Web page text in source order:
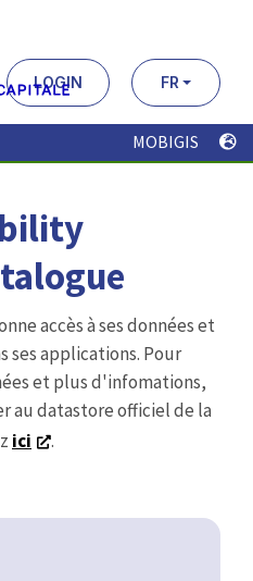
LOGIN FR
MOBIGIS
accès à ses données et
ses applications. Pour
et plus d'infomations,
au datastore officiel de la
ici .